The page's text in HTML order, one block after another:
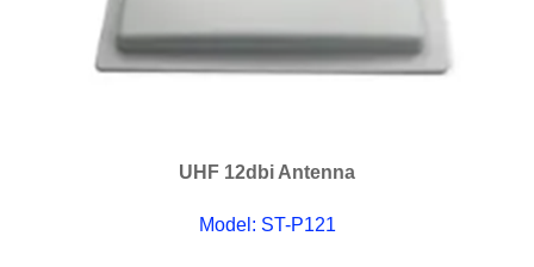
UHF 12dbi Antenna
Model: ST-P121